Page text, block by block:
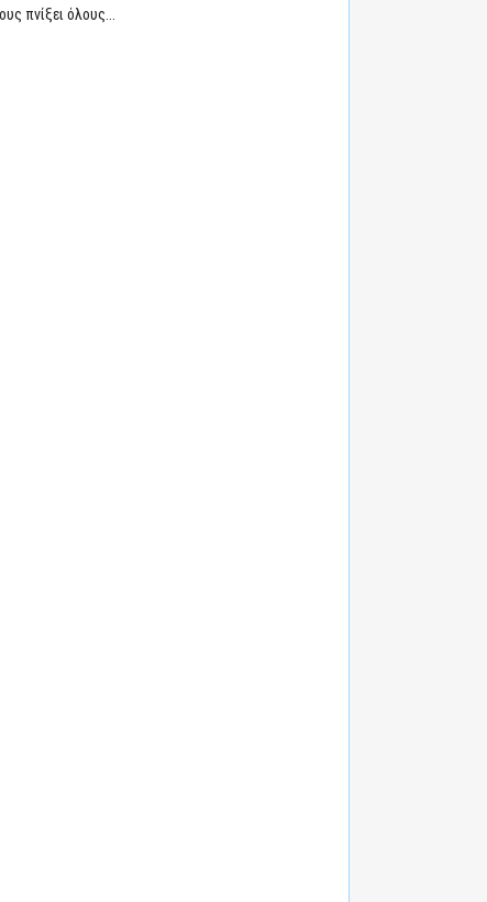
πνίξει όλους...